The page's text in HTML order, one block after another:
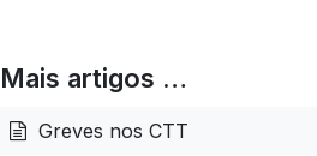
Mais artigos …
Greves nos CTT